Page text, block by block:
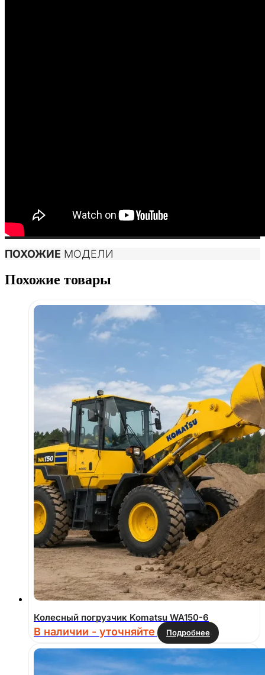
ПОХОЖИЕ МОДЕЛИ
Похожие товары
Колесный погрузчик Komatsu WA150-6
В наличии - уточняйте Подробнее